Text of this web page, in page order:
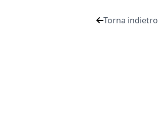
Torna indietro